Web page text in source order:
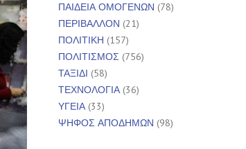
ΠΑΙΔΕΙΑ ΟΜΟΓΕΝΩΝ (78)
ΠΕΡΙΒΑΛΛΟΝ (21)
ΠΟΛΙΤΙΚΗ (157)
ΠΟΛΙΤΙΣΜΟΣ (756)
ΤΑΞΙΔΙ (58)
ΤΕΧΝΟΛΟΓΙΑ(36)
ΥΓΕΙΑ(33)
ΨΗΦΟΣ ΑΠΟΔΗΜΩΝ (98)